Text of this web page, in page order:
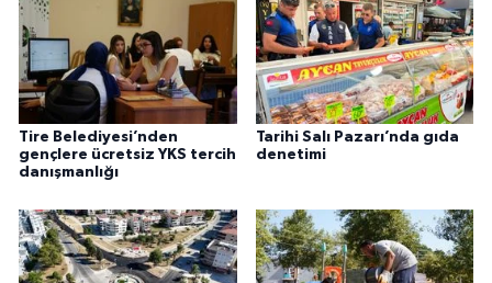
Tire Belediyesi’nden
gençlere ücretsiz YKS tercih
danışmanlığı
Tarihi Salı Pazarı’nda gıda
denetimi